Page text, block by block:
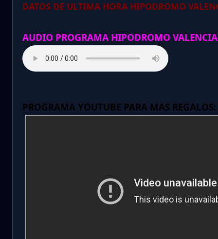
DATOS DE ULTIMA HORA HIPODROMO
AUDIO PROGRAMA HIPODROMO
PROGRAMA YOUTUBE PARA MAS REGALOS: